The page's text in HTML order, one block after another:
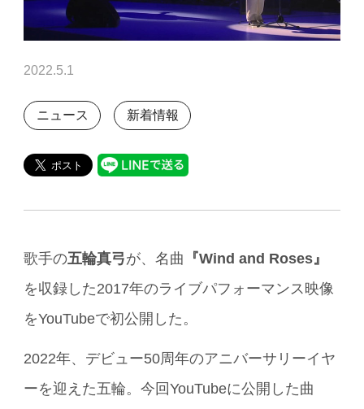
2022.5.1
ニュース 新着情報
歌手の五輪真弓が、名曲
『Wind and Roses』
を収録した2017年のライブパフォーマンス映像
をYouTubeで初公開した。
2022年、デビュー50周年のアニバーサリーイヤ
ーを迎えた五輪。今回YouTubeに公開した曲